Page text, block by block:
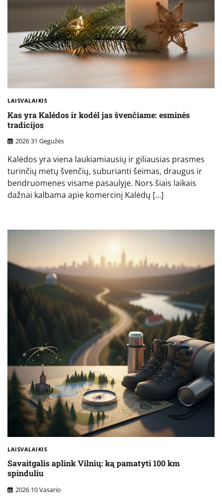
LAISVALAIKIS
Kas yra Kalėdos ir kodėl jas švenčiame: esminės
tradicijos
2026 31 Gegužės
Kalėdos yra viena laukiamiausių ir giliausias prasmes
turinčių metų švenčių, suburianti šeimas, draugus ir
bendruomenes visame pasaulyje. Nors šiais laikais
dažnai kalbama apie komercinį Kalėdų […]
LAISVALAIKIS
Savaitgalis aplink Vilnių: ką pamatyti 100 km
spinduliu
2026 10 Vasario